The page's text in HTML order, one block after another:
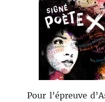
Pour l’épreuve